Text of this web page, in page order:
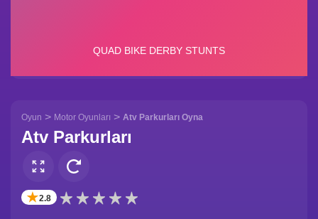
Oyun > Motor Oyunları > Atv Parkurları Oyna
Atv Parkurları
✭2.8